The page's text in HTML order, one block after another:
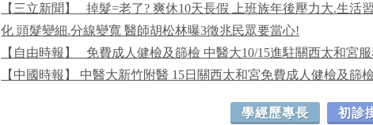
【三立新聞】 _掉髮=老了? 爽休10天長假 上班族年後壓力大.生活
化 頭髮變細.分線變寬 醫師胡松林曝3徵兆民眾要當心!
【自由時報】 _免費成人健檢及篩檢 中醫大10/15進駐關西太和宮
【中國時報】 中醫大新竹附醫 15日關西太和宮免費成人健檢及篩檢
學經歷專長 初診